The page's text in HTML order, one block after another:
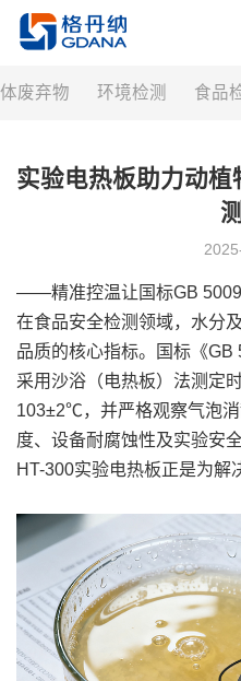
废弃物 环境检测 食品
实验电热板助力动
——精准控温让国标GB
在食品安全检测领域，水分
品质的核心指标。国标《GB
采用沙浴（电热板）法测定
103±2℃，并严格观察气泡
度、设备耐腐蚀性及实验
HT-300实验电热板正是为解